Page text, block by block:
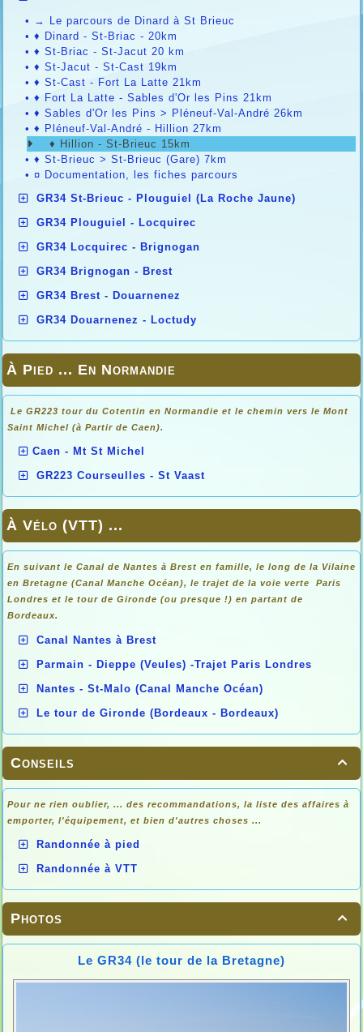
• → Le parcours de Dinard à St Brieuc
• ♦ Dinard - St-Briac - 20km
• ♦ St-Briac - St-Jacut 20 km
• ♦ St-Jacut - St-Cast 19km
• ♦ St-Cast - Fort La Latte 21km
• ♦ Fort La Latte - Sables d'Or les Pins 21km
• ♦ Sables d'Or les Pins > Pléneuf-Val-André 26km
• ♦ Pléneuf-Val-André - Hillion 27km
♦ Hillion - St-Brieuc 15km
• ♦ St-Brieuc > St-Brieuc (Gare) 7km
• ¤ Documentation, les fiches parcours
GR34 St-Brieuc - Plouguiel (La Roche Jaune)
GR34 Plouguiel - Locquirec
GR34 Locquirec - Brignogan
GR34 Brignogan - Brest
GR34 Brest - Douarnenez
GR34 Douarnenez - Loctudy
À Pied ... En Normandie
Le GR223 tour du Cotentin en Normandie et le chemin vers le Mont
Saint Michel (à Partir de Caen).
Caen - Mt St Michel
GR223 Courseulles - St Vaast
À Vélo (VTT) ...
En suivant le Canal de Nantes à Brest en famille, le long de la Vilaine
en Bretagne (Canal Manche Océan), le trajet de la voie verte Paris
Londres et le tour de Gironde (ou presque !) en partant de
Bordeaux.
Canal Nantes à Brest
Parmain - Dieppe (Veules) -Trajet Paris Londres
Nantes - St-Malo (Canal Manche Océan)
Le tour de Gironde (Bordeaux - Bordeaux)

Conseils
Pour ne rien oublier, ... des recommandations, la liste des affaires à
emporter, l'équipement, et bien d'autres choses ...
Randonnée à pied
Randonnée à VTT

Photos
Le GR34 (le tour de la Bretagne)